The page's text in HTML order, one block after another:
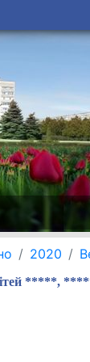
2020
дітей *****,